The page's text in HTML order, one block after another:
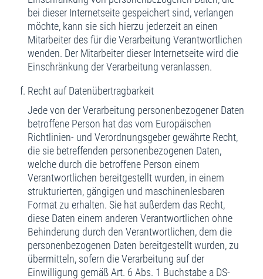
bei dieser Internetseite gespeichert sind, verlangen
möchte, kann sie sich hierzu jederzeit an einen
Mitarbeiter des für die Verarbeitung Verantwortlichen
wenden. Der Mitarbeiter dieser Internetseite wird die
Einschränkung der Verarbeitung veranlassen.
Recht auf Datenübertragbarkeit
Jede von der Verarbeitung personenbezogener Daten
betroffene Person hat das vom Europäischen
Richtlinien- und Verordnungsgeber gewährte Recht,
die sie betreffenden personenbezogenen Daten,
welche durch die betroffene Person einem
Verantwortlichen bereitgestellt wurden, in einem
strukturierten, gängigen und maschinenlesbaren
Format zu erhalten. Sie hat außerdem das Recht,
diese Daten einem anderen Verantwortlichen ohne
Behinderung durch den Verantwortlichen, dem die
personenbezogenen Daten bereitgestellt wurden, zu
übermitteln, sofern die Verarbeitung auf der
Einwilligung gemäß Art. 6 Abs. 1 Buchstabe a DS-